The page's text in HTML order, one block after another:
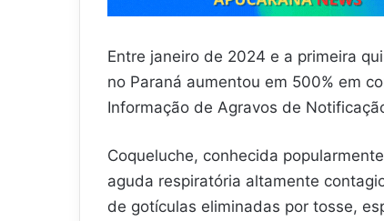
Entre janeiro de 2024 e a primeira
no Paraná aumentou em 500% em
Informação de Agravos de
Coqueluche, conhecida
aguda respiratória altamente
de gotículas eliminadas por tosse,